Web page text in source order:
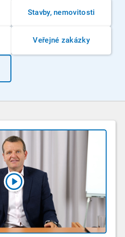
Stavby, nemovitosti
Veřejné zakázky